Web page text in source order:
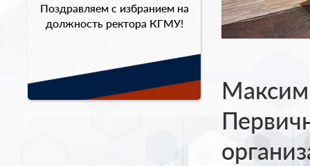
Поздравляем с избранием на
должность ректора КГМУ!
Максим